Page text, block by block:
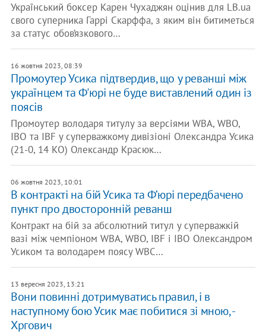
Український боксер Карен Чухаджян оцінив для LB.ua
свого суперника Гаррі Скарффа, з яким він битиметься
за статус обов’язкового…
16 жовтня 2023, 08:39
Промоутер Усика підтвердив, що у реванші між
українцем та Ф'юрі не буде виставлений один із
поясів
Промоутер володаря титулу за версіями WBA, WBO,
IBO та IBF у суперважкому дивізіоні Олександра Усика
(21-0, 14 КО) Олександр Красюк…
06 жовтня 2023, 10:01
В контракті на бій Усика та Ф’юрі передбачено
пункт про двосторонній реванш
Контракт на бій за абсолютний титул у суперважкій
вазі між чемпіоном WBA, WBO, IBF і IBO Олександром
Усиком та володарем поясу WBC…
13 вересня 2023, 13:21
Вони повинні дотримуватись правил, і в
наступному бою Усик має побитися зі мною, -
Хргович